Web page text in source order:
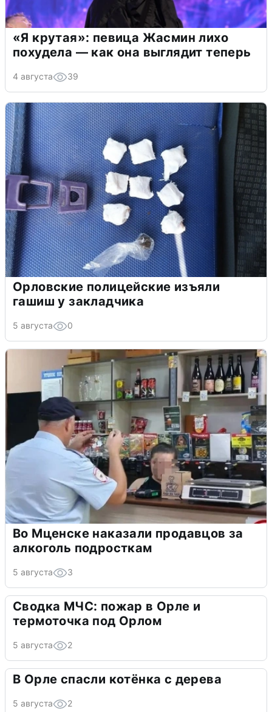
«Я крутая»: певица Жасмин лихо
похудела — как она выглядит теперь
4 августа 39
Орловские полицейские изъяли
гашиш у закладчика
5 августа 0
Во Мценске наказали продавцов за
алкоголь подросткам
5 августа 3
Сводка МЧС: пожар в Орле и
термоточка под Орлом
5 августа 2
В Орле спасли котёнка с дерева
5 августа 2